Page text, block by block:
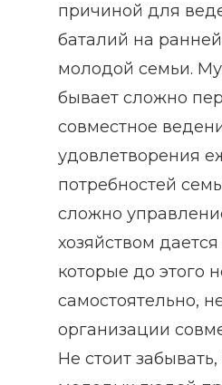
причиной для
баталий на
молодой семьи.
бывает сложно
совместное
удовлетворения
потребностей
сложно
хозяйством
которые до этого
самостоятельно,
организации
Не стоит забывать,